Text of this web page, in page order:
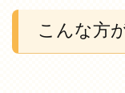
こんな方